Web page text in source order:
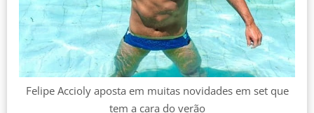
Felipe Accioly aposta em muitas novidades em set que
tem a cara do verão